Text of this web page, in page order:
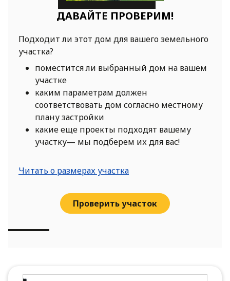
ДАВАЙТЕ ПРОВЕРИМ!
Подходит ли этот дом для вашего земельного
участка?
поместится ли выбранный дом на вашем
участке
каким параметрам должен
соответствовать дом согласно местному
плану застройки
какие еще проекты подходят вашему
участку— мы подберем их для вас!
Читать о размерах участка
Проверить участок